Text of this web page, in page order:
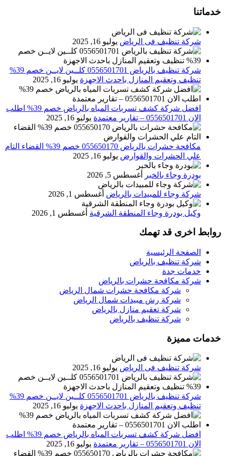
خدماتنا
شركة تنظيف فى الرياض يوليو 16, 2025
شركة تنظيف بالرياض 0556501701 كلــين لايــن خصم 39%
تنظيف وتعقيم المنازل باحدث الاجهزة يوليو 16, 2025
افضل شركة كشف تسربات المياه بالرياض خصم 39% اطلب
الان 0556501701‬‏ – تقارير معتمدة
يوليو 16, 2025
مكافحة حشرات بالرياض 055650170 خصم 39% القضاء التام
علي الحشرات والقوارض يوليو 16, 2025
بودرة وجاء بالخبر أغسطس 5, 2026
شركة وجاء للمبيدات بالرياض أغسطس 1, 2026
وكيل بودرة وجاء المنطقة الشرقية أغسطس 1, 2026
روابط اخرى قد تهمك
الصفحة الرئيسية
شركة تنظيف بالرياض
خدمات جدة
شركة مكافحة حشرات بالرياض
شركة مكافحة حشرات شمال الرياض
شركة رش مبيدات شمال الرياض
شركة تعقيم منازل بالرياض
شركة تنظيف بالرياض
خدمات مميزة
شركة تنظيف فى الرياض يوليو 16, 2025
شركة تنظيف بالرياض 0556501701 كلــين لايــن خصم 39%
تنظيف وتعقيم المنازل باحدث الاجهزة يوليو 16, 2025
افضل شركة كشف تسربات المياه بالرياض خصم 39% اطلب
الان 0556501701‬‏ – تقارير معتمدة
يوليو 16, 2025